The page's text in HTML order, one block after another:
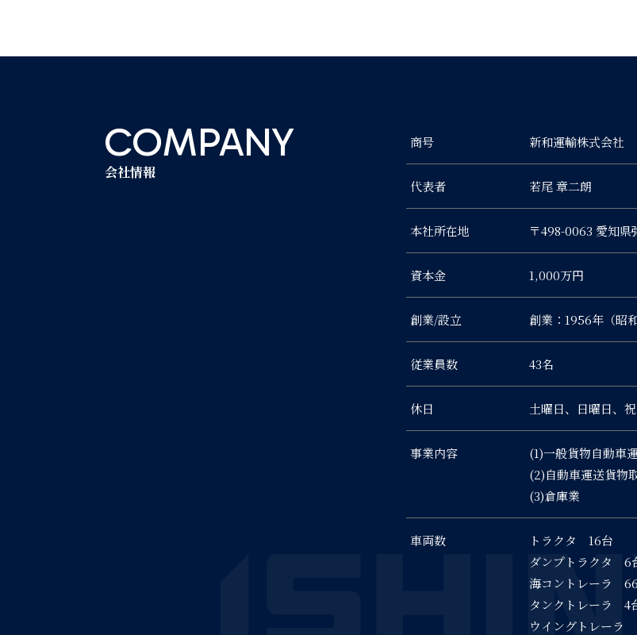
COMPANY
会社情報
商号 新和運輸株式会社
代表者 若尾 章二朗
本社所在地 〒498-0063 愛知県
資本金 1,000万円
創業/設立 創業：1956年（昭
従業員数 43名
休日 土曜日、日曜日、
事業内容
(1)一般貨物自動車
(2)自動車運送貨物
(3)倉庫業
車両数
トラクタ 16台
ダンプトラクタ 6
海コントレーラ
タンクトレーラ 4
ウイングトレーラ